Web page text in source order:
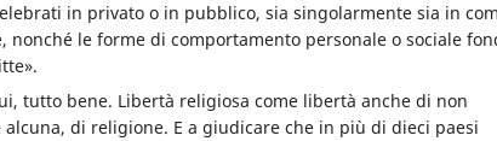
in privato o in pubblico, sia singolarmente sia in
nonché le forme di comportamento personale o sociale
tutto bene. Libertà religiosa come libertà anche di non
alcuna, di religione. E a giudicare che in più di dieci paesi